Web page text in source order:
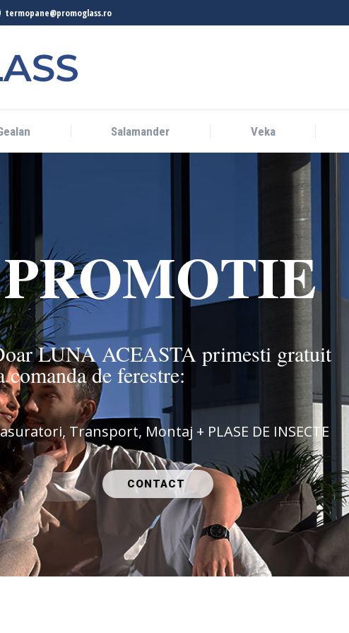
termopane@promoglass.ro
Salamander Veka
PROMOTIE
CONTACT
LUNA ACEASTA primesti gratuit
comanda de ferestre:
Transport, Montaj + PLASE DE INSECTE
Salamander Veka